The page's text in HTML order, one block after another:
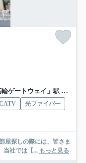
ートウェイ」駅 徒歩30分
光ファイバー
当社では【... もっと見る